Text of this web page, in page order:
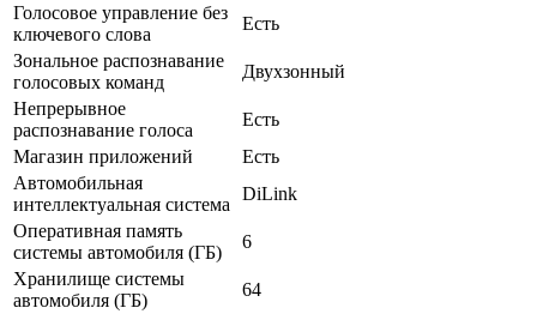
Голосовое управление без
ключевого слова
Есть
Зональное распознавание
голосовых команд
Двухзонный
Непрерывное
распознавание голоса
Есть
Магазин приложений
Есть
Автомобильная
интеллектуальная система
DiLink
Оперативная память
системы автомобиля (ГБ)
6
Хранилище системы
автомобиля (ГБ)
64